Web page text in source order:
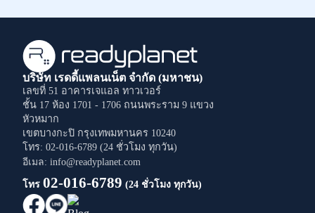
บริษัท เรดดี้แพลนเน็ต จำกัด (มหาชน)
เลขที่ 51 อาคารเจแอล ทาวเวอร์
ชั้น 17 ห้อง 1701 - 1706 ถนนพระราม 9 แขวง
หัวหมาก
เขตบางกะปิ กรุงเทพมหานคร 10240
โทร: 02-016-6789 (24 ชั่วโมง ทุกวัน)
อีเมล: info@readyplanet.com
โทร 02-016-6789 (24 ชั่วโมง ทุกวัน)